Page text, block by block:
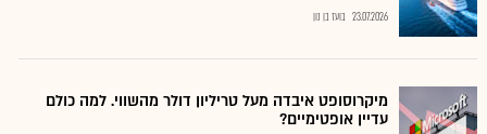
23.07.2026 בועז בן נון
מיקרוסופט איבדה מעל טריליון דולר מהשווי. למה כולם
עדיין אופטימיים?